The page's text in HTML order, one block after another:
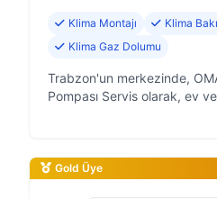
Klima Montajı
Klima
Klima Gaz Dolumu
Trabzon'un merkezinde,
Pompası Servis olarak, ev
Gold Üye